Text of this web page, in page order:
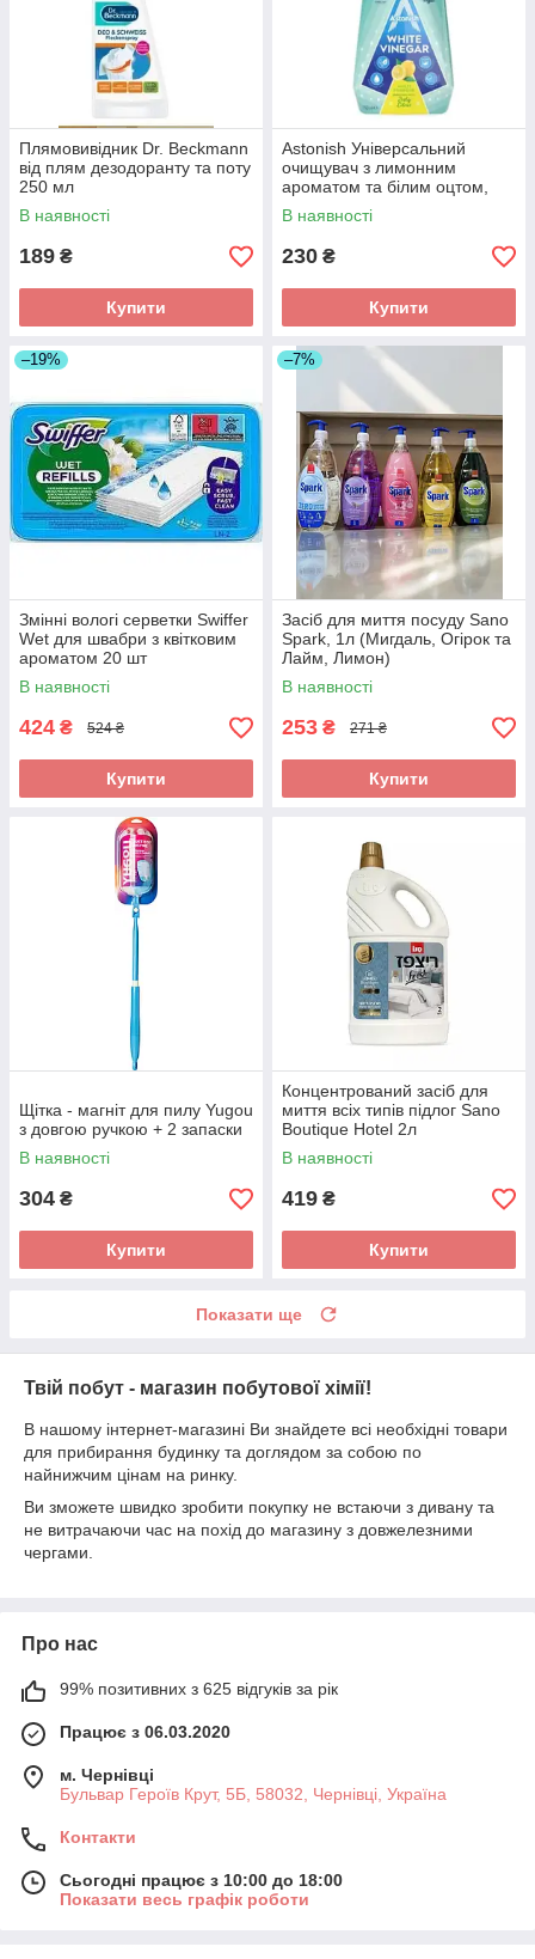
Плямовивідник Dr. Beckmann
від плям дезодоранту та поту
250 мл
В наявності
189 ₴
Купити
Astonish Універсальний
очищувач з лимонним
ароматом та білим оцтом,
750 мл
В наявності
230 ₴
Купити
–19%
Змінні вологі серветки Swiffer
Wet для швабри з квітковим
ароматом 20 шт
В наявності
424 ₴ 524 ₴
Купити
–7%
Засіб для миття посуду Sano
Spark, 1л (Мигдаль, Огірок та
Лайм, Лимон)
В наявності
253 ₴ 271 ₴
Купити
Щітка - магніт для пилу Yugou
з довгою ручкою + 2 запаски
В наявності
304 ₴
Купити
Концентрований засіб для
миття всіх типів підлог Sano
Boutique Hotel 2л
В наявності
419 ₴
Купити
Показати ще
Твій побут - магазин побутової хімії!
В нашому інтернет-магазині Ви знайдете всі необхідні товари
для прибирання будинку та доглядом за собою по
найнижчим цінам на ринку.
Ви зможете швидко зробити покупку не встаючи з дивану та
не витрачаючи час на похід до магазину з довжелезними
чергами.
Про нас
99% позитивних з 625 відгуків за рік
Працює з 06.03.2020
м. Чернівці
Бульвар Героїв Крут, 5Б, 58032, Чернівці, Україна
Контакти
Сьогодні працює з 10:00 до 18:00
Показати весь графік роботи